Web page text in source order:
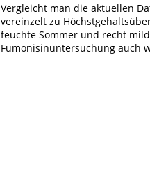
Vergleicht man die aktuellen
vereinzelt zu
feuchte Sommer und recht
Fumonisinuntersuchung auch